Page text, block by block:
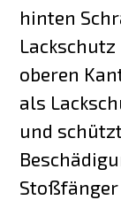
hinten
oberen
als
und
Stoßfänger